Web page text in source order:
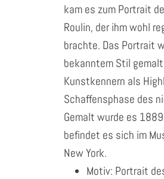
kam es zum Portrait
Roulin, der ihm wohl
brachte. Das Portrait
bekanntem Stil
Kunstkennern als
Schaffensphase des
Gemalt wurde es
befindet es sich im
New York.
Motiv: Portrait